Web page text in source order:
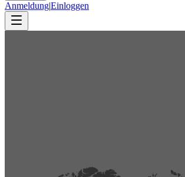
Anmeldung|Einloggen